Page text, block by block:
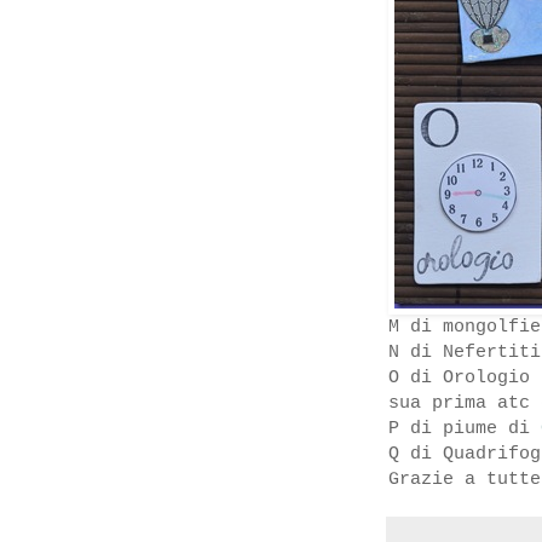
M di
N di
O di
sua prima
P di piume di
Q di
Grazie a